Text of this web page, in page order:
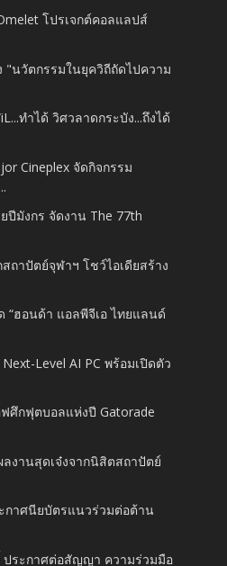
โปรเจกต์คอลแลปส์
"นวัตกรรมในยุควิถีถัดไปความ
ทำได้ วิศวลาดกระบัง...ถึงได้
Cineplex จัดกิจกรรม
ปีมังกร จัดงาน The 77th
ถาปัตย์จุฬาฯ โชว์ไอเดียสร้าง
“ฮอนด้า แอลพีจีเอ ไทยแลนด์
Level AI PC พร้อมเปิดตัว
ฟศึกฟุตบอลแห่งปี Gatorade
ลงานสุดเจ๋งจากนิสิตสถาปัตย์
ะกาศนียบัตรแนวร่วมต่อต้าน
ประกาศต่อสัญญา ความร่วมมือ